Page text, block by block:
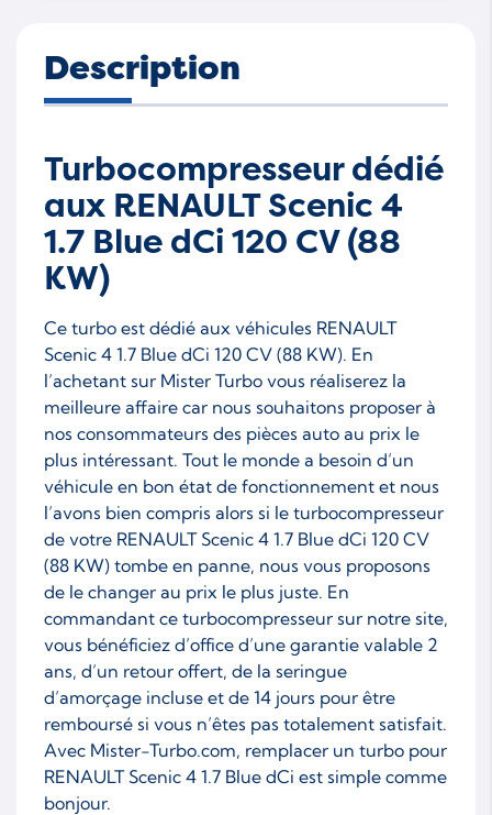
Description
Turbocompresseur dédié
aux RENAULT Scenic 4
1.7 Blue dCi 120 CV (88
KW)
Ce turbo est dédié aux véhicules RENAULT
Scenic 4 1.7 Blue dCi 120 CV (88 KW). En
l’achetant sur Mister Turbo vous réaliserez la
meilleure affaire car nous souhaitons proposer à
nos consommateurs des pièces auto au prix le
plus intéressant. Tout le monde a besoin d’un
véhicule en bon état de fonctionnement et nous
l’avons bien compris alors si le turbocompresseur
de votre RENAULT Scenic 4 1.7 Blue dCi 120 CV
(88 KW) tombe en panne, nous vous proposons
de le changer au prix le plus juste. En
commandant ce turbocompresseur sur notre site,
vous bénéficiez d’office d’une garantie valable 2
ans, d’un retour offert, de la seringue
d’amorçage incluse et de 14 jours pour être
remboursé si vous n’êtes pas totalement satisfait.
Avec Mister-Turbo.com, remplacer un turbo pour
RENAULT Scenic 4 1.7 Blue dCi est simple comme
bonjour.